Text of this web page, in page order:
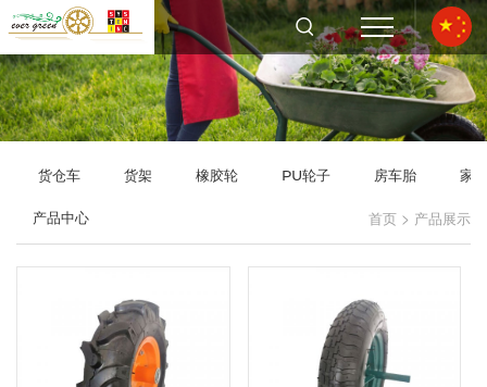
货仓车 货架 橡胶轮 PU轮子 房车胎 家
产品中心 首页 > 产品展示